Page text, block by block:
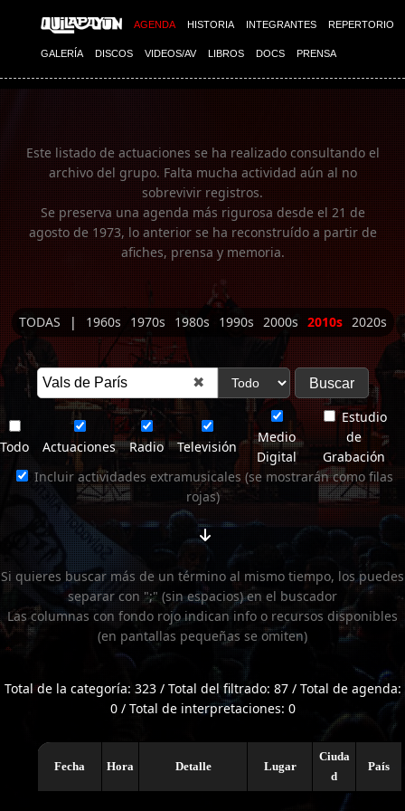
AGENDA HISTORIA INTEGRANTES REPERTORIO
GALERÍA DISCOS VIDEOS/AV LIBROS DOCS PRENSA
Imagen 01
Este listado de actuaciones se ha realizado consultando el
archivo del grupo. Falta mucha actividad aún al no
sobrevivir registros.
Se preserva una agenda más rigurosa desde el 21 de
agosto de 1973, lo anterior se ha reconstruído a partir de
afiches, prensa y memoria.
TODAS | 1960s 1970s 1980s 1990s 2000s 2010s 2020s
✖
Todo Actuaciones Radio Televisión
Medio
Digital
Estudio
de
Grabación
Incluir actividades extramusicales (se mostrarán como filas
rojas)
Si quieres buscar más de un término al mismo tiempo, los puedes
separar con ";" (sin espacios) en el buscador
Las columnas con fondo rojo indican info o recursos disponibles
(en pantallas pequeñas se omiten)
Total de la categoría: 323 / Total del filtrado: 87 / Total de agenda:
0 / Total de interpretaciones: 0
Fecha Hora Detalle Lugar
Ciuda
d
País